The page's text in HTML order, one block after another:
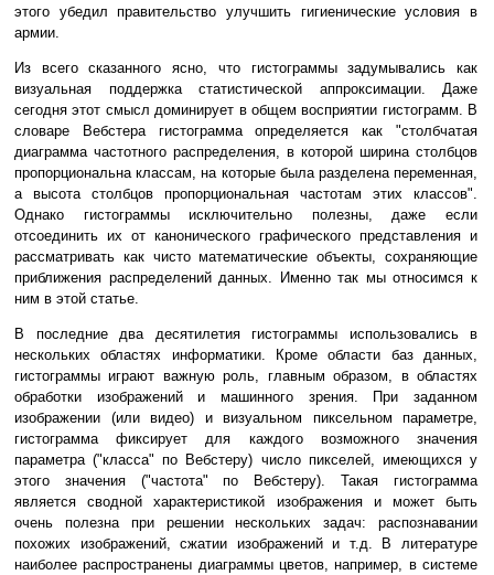
этого убедил правительство улучшить гигиенические условия в
армии.
Из всего сказанного ясно, что гистограммы задумывались как
визуальная поддержка статистической аппроксимации. Даже
сегодня этот смысл доминирует в общем восприятии гистограмм. В
словаре Вебстера гистограмма определяется как "столбчатая
диаграмма частотного распределения, в которой ширина столбцов
пропорциональна классам, на которые была разделена переменная,
а высота столбцов пропорциональная частотам этих классов".
Однако гистограммы исключительно полезны, даже если
отсоединить их от канонического графического представления и
рассматривать как чисто математические объекты, сохраняющие
приближения распределений данных. Именно так мы относимся к
ним в этой статье.
В последние два десятилетия гистограммы использовались в
нескольких областях информатики. Кроме области баз данных,
гистограммы играют важную роль, главным образом, в областях
обработки изображений и машинного зрения. При заданном
изображении (или видео) и визуальном пиксельном параметре,
гистограмма фиксирует для каждого возможного значения
параметра ("класса" по Вебстеру) число пикселей, имеющихся у
этого значения ("частота" по Вебстеру). Такая гистограмма
является сводной характеристикой изображения и может быть
очень полезна при решении нескольких задач: распознавании
похожих изображений, сжатии изображений и т.д. В литературе
наиболее распространены диаграммы цветов, например, в системе